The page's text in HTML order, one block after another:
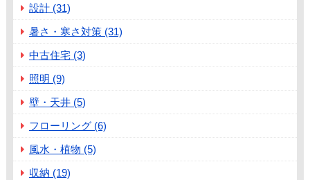
設計 (31)
暑さ・寒さ対策 (31)
中古住宅 (3)
照明 (9)
壁・天井 (5)
フローリング (6)
風水・植物 (5)
収納 (19)